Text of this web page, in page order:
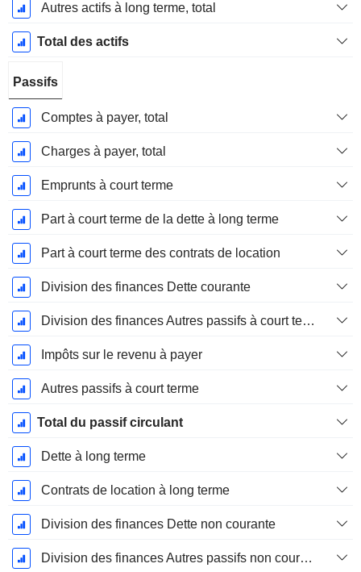
Autres actifs à long terme, total
Total des actifs
Passifs
Comptes à payer, total
Charges à payer, total
Emprunts à court terme
Part à court terme de la dette à long terme
Part à court terme des contrats de location
Division des finances Dette courante
Division des finances Autres passifs à court terme, total
Impôts sur le revenu à payer
Autres passifs à court terme
Total du passif circulant
Dette à long terme
Contrats de location à long terme
Division des finances Dette non courante
Division des finances Autres passifs non courants, total